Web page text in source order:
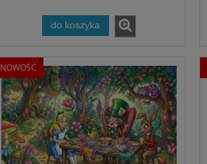
do koszyka
NOWOŚĆ